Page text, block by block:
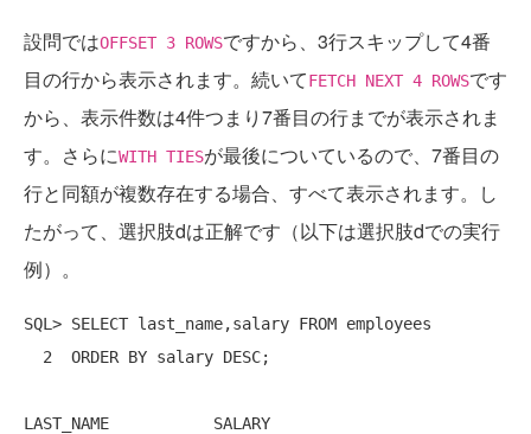
設問ではOFFSET 3 ROWSですから、3行スキップして4番
目の行から表示されます。続いてFETCH NEXT 4 ROWSです
から、表示件数は4件つまり7番目の行までが表示されま
す。さらにWITH TIESが最後についているので、7番目の
行と同額が複数存在する場合、すべて表示されます。し
たがって、選択肢dは正解です（以下は選択肢dでの実行
例）。
SQL> SELECT last_name,salary FROM employees
LAST_NAME           SALARY